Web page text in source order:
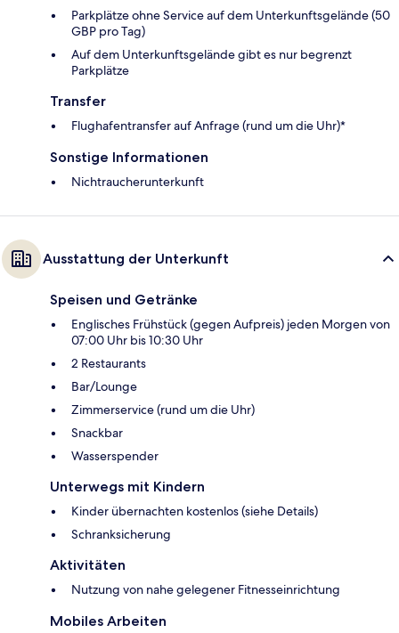
Parkplätze ohne Service auf dem Unterkunftsgelände (50
GBP pro Tag)
Auf dem Unterkunftsgelände gibt es nur begrenzt
Parkplätze
Transfer
Flughafentransfer auf Anfrage (rund um die Uhr)*
Sonstige Informationen
Nichtraucherunterkunft
Ausstattung der Unterkunft
Speisen und Getränke
Englisches Frühstück (gegen Aufpreis) jeden Morgen von
07:00 Uhr bis 10:30 Uhr
2 Restaurants
Bar/Lounge
Zimmerservice (rund um die Uhr)
Snackbar
Wasserspender
Unterwegs mit Kindern
Kinder übernachten kostenlos (siehe Details)
Schranksicherung
Aktivitäten
Nutzung von nahe gelegener Fitnesseinrichtung
Mobiles Arbeiten